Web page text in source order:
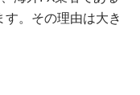
。その理由は大き